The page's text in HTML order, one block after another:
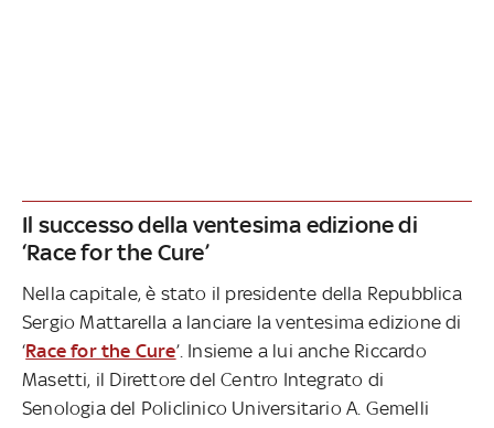
Il successo della ventesima edizione di
‘Race for the Cure’
Nella capitale, è stato il presidente della Repubblica
Sergio Mattarella a lanciare la ventesima edizione di
‘Race for the Cure’. Insieme a lui anche Riccardo
Masetti, il Direttore del Centro Integrato di
Senologia del Policlinico Universitario A. Gemelli